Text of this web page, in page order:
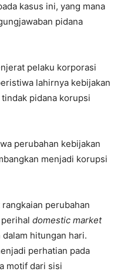
kasus ini, yang mana
pidana
pelaku korporasi
lahirnya kebijakan
pidana korupsi
perubahan kebijakan
menjadi korupsi
perubahan
domestic market
hitungan hari.
perhatian pada
motif dari sisi